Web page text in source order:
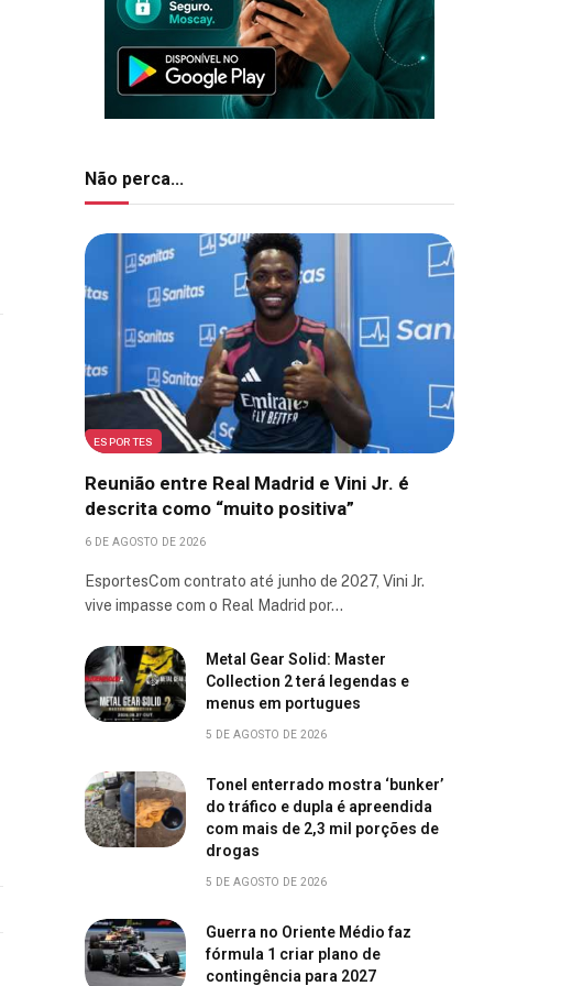
Não perca...
ESPORTES
Reunião entre Real Madrid e Vini Jr. é
descrita como “muito positiva”
6 DE AGOSTO DE 2026
EsportesCom contrato até junho de 2027, Vini Jr.
vive impasse com o Real Madrid por…
Metal Gear Solid: Master
Collection 2 terá legendas e
menus em portugues
5 DE AGOSTO DE 2026
Tonel enterrado mostra ‘bunker’
do tráfico e dupla é apreendida
com mais de 2,3 mil porções de
drogas
5 DE AGOSTO DE 2026
Guerra no Oriente Médio faz
fórmula 1 criar plano de
contingência para 2027